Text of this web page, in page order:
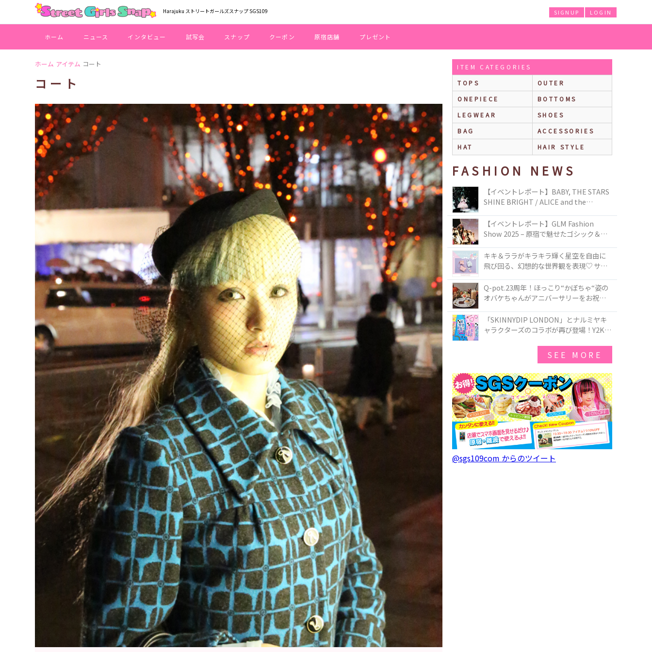
Harajuku ストリートガールズスナップ SGS109 LOGIN
SIGNUP
ホーム ニュース インタビュー 試写会 スナップ クーポン 原宿店舗 プレゼント
ホーム アイテム コート
コート
ITEM CATEGORIES
TOPS
OUTER
ONEPIECE
BOTTOMS
LEGWEAR
SHOES
BAG
ACCESSORIES
HAT
HAIR STYLE
FASHION NEWS
【イベントレポート】BABY, THE STARS
SHINE BRIGHT / ALICE and the
TOKYO
【イベントレポート】GLM Fashion
Show 2025 – 原宿で魅せたゴシック＆ロ
キキ＆ララがキラキラ輝く星空を自由に
飛び回る、幻想的な世界観を表現♡ サマ
50周年アニバーサリーイヤー』を記念し
たコレクションが登場
Q-pot.23周年！ほっこり“かぼちゃ“姿の
オバケちゃんがアニバーサリーをお祝い
ー」が新発売！Q-pot CAFE.では「かぼち
ゃのオバケーキプレート」も登場
「SKINNYDIP LONDON」とナルミヤキ
ャラクターズのコラボが再び登場！Y2Kム
SEE MORE
@sgs109com からのツイート